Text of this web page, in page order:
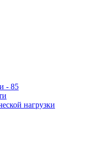
- 85
нагрузки